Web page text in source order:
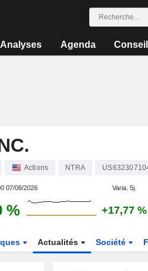
Analyses Agenda
Actions NTRA
07/08/2026 Varia. 5j.
% +17,77 %
Actualités Société